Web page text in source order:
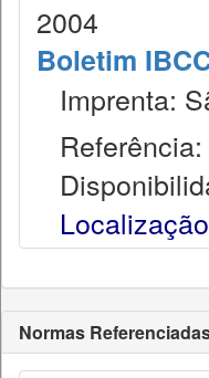
2004
Boletim
Imprenta:
Normas